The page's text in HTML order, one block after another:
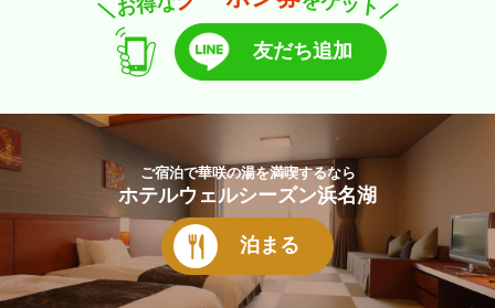
＼お ト ／
友だち追加
ご宿泊で華咲の湯を満喫するなら
ホテルウェルシーズン浜名湖
泊まる